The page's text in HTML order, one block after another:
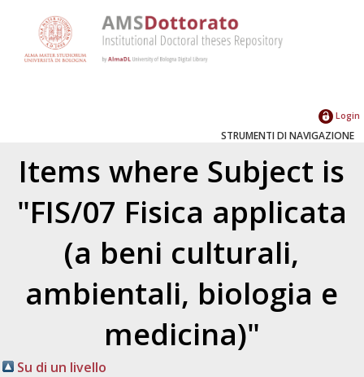
Login
STRUMENTI DI NAVIGAZIONE
Items where Subject is
"FIS/07 Fisica applicata
(a beni culturali,
ambientali, biologia e
medicina)"
Su di un livello